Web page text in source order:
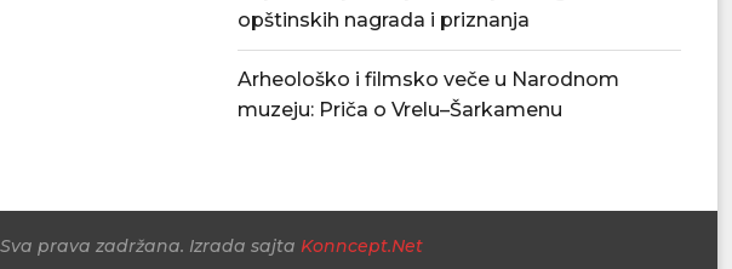
opštinskih nagrada i priznanja
Arheološko i filmsko veče u Narodnom
muzeju: Priča o Vrelu–Šarkamenu
Sva prava zadržana. Izrada sajta Konncept.Net